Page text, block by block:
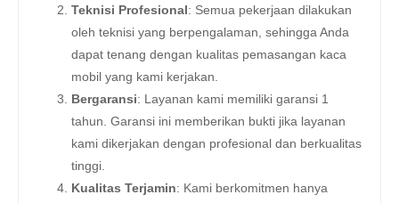
Teknisi Profesional : Semua pekerjaan dilakukan
oleh teknisi yang berpengalaman, sehingga Anda
dapat tenang dengan kualitas pemasangan kaca
mobil yang kami kerjakan.
Bergaransi: Layanan kami memiliki garansi 1
tahun. Garansi ini memberikan bukti jika layanan
kami dikerjakan dengan profesional dan berkualitas
tinggi.
Kualitas Terjamin: Kami berkomitmen hanya